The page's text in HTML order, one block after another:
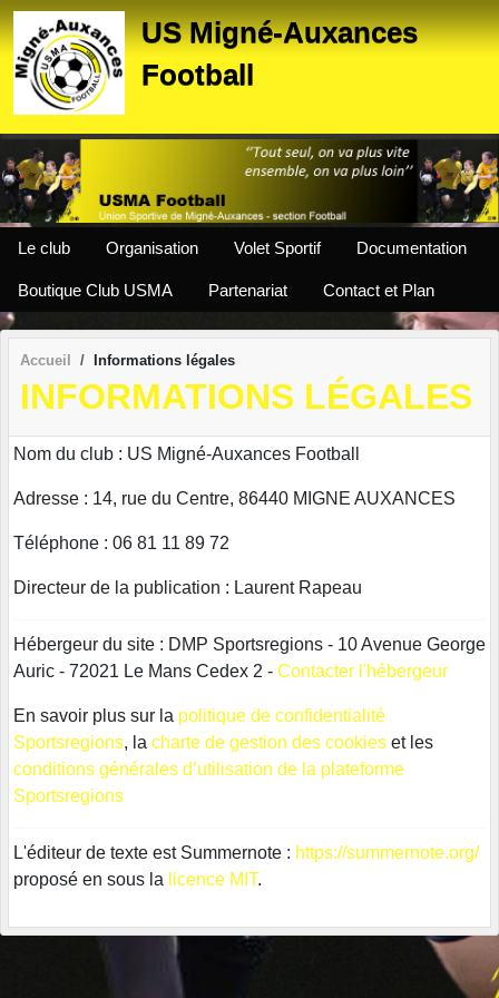
US Migné-Auxances
Football
Le club Organisation Volet Sportif Documentation
Boutique Club USMA Partenariat Contact et Plan
Accueil Informations légales
INFORMATIONS LÉGALES
Nom du club : US Migné-Auxances Football
Adresse : 14, rue du Centre, 86440 MIGNE AUXANCES
Téléphone : 06 81 11 89 72
Directeur de la publication : Laurent Rapeau
Hébergeur du site : DMP Sportsregions - 10 Avenue George
Auric - 72021 Le Mans Cedex 2 - Contacter l'hébergeur
En savoir plus sur la politique de confidentialité
Sportsregions, la charte de gestion des cookies et les
conditions générales d’utilisation de la plateforme
Sportsregions
L'éditeur de texte est Summernote : https://summernote.org/
proposé en sous la licence MIT.
Panneau de gestion des cookies